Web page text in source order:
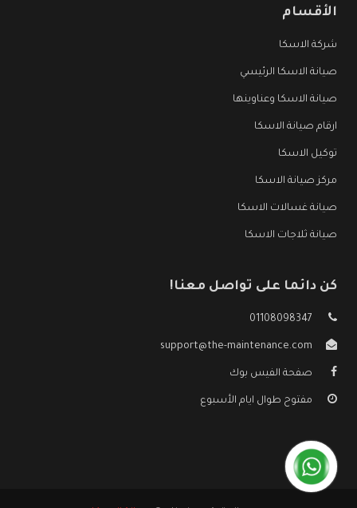
الأقسام
شركة الاسكا
صيانة الاسكا الرئيسي
صيانة الاسكا وعناوينها
ارقام صيانة الاسكا
توكيل الاسكا
مركز صيانة الاسكا
صيانة غسالات الاسكا
صيانة ثلاجات الاسكا
كن دائما على تواصل معنا!
01108098347
support@the-maintenance.com
صفحة الفيس بوك
مفتوح طوال ايام الأسبوع